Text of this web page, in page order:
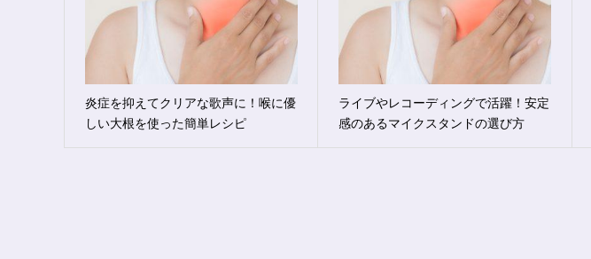
炎症を抑えてクリアな歌声に！喉に優
しい大根を使った簡単レシピ
ライブやレコーディングで活躍！安定
感のあるマイクスタンドの選び方